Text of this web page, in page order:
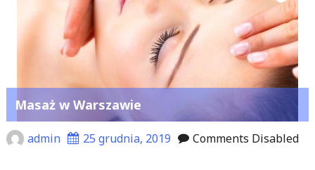
Masaż w Warszawie
admin 25 grudnia, 2019 Comments Disabled